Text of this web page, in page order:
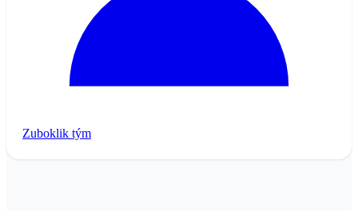
Zuboklik tým